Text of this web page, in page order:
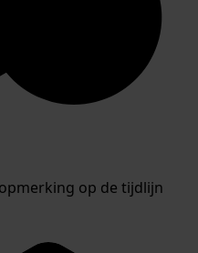
op de tijdlijn